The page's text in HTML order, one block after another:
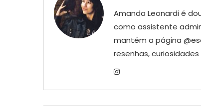
Amanda Leonardi é
como assistente
mantém a página
resenhas,